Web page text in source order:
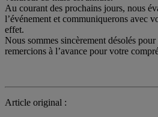
Au courant des prochains jours, nous
l’événement et communiquerons avec
effet.
Nous sommes sincèrement désolés
remercions à l’avance pour votre
Article original :